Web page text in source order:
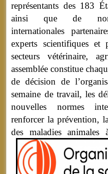
représentants des 183
ainsi que de
internationales
experts scientifiques et
secteurs vétérinaire,
assemblée constitue
de décision de
semaine de travail, les
nouvelles normes
renforcer la prévention,
des maladies